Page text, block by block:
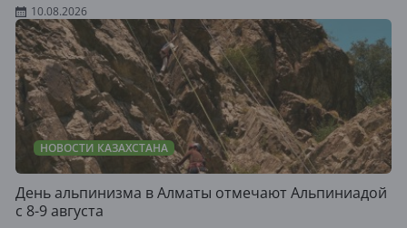
10.08.2026
НОВОСТИ КАЗАХСТАНА
День альпинизма в Алматы отмечают Альпиниадой
с 8-9 августа